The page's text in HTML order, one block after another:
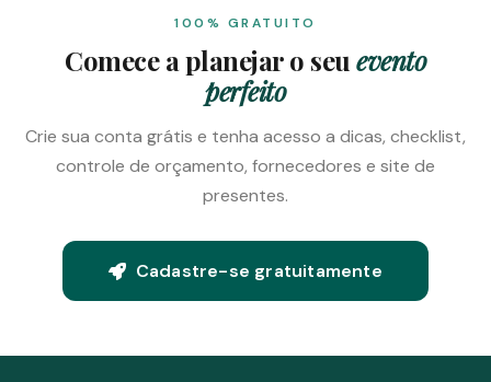
100% GRATUITO
Comece a planejar o seu evento
perfeito
Crie sua conta grátis e tenha acesso a dicas, checklist,
controle de orçamento, fornecedores e site de
presentes.
Cadastre-se gratuitamente